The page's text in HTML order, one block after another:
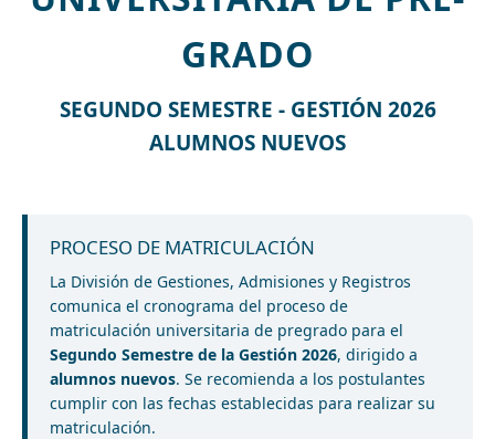
GRADO
SEGUNDO SEMESTRE - GESTIÓN 2026
ALUMNOS NUEVOS
PROCESO DE MATRICULACIÓN
La División de Gestiones, Admisiones y Registros
comunica el cronograma del proceso de
matriculación universitaria de pregrado para el
Segundo Semestre de la Gestión 2026, dirigido a
alumnos nuevos. Se recomienda a los postulantes
cumplir con las fechas establecidas para realizar su
matriculación.